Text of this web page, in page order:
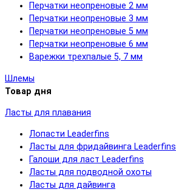
Перчатки неопреновые 2 мм
Перчатки неопреновые 3 мм
Перчатки неопреновые 5 мм
Перчатки неопреновые 6 мм
Варежки трехпалые 5, 7 мм
Шлемы
Товар дня
Ласты для плавания
Лопасти Leaderfins
Ласты для фридайвинга Leaderfins
Галоши для ласт Leaderfins
Ласты для подводной охоты
Ласты для дайвинга